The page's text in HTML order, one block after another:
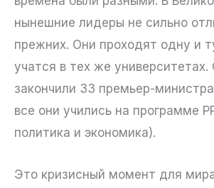
нынешние лидеры не сильно
прежних. Они проходят одну и
учатся в тех же
закончили 33 премьер-
все они учились на программе
политика и экономика).
Это кризисный момент для